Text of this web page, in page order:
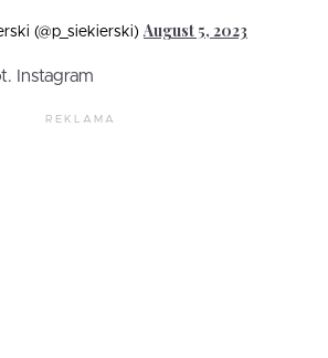
(@p_siekierski) August 5, 2023
Instagram
REKLAMA